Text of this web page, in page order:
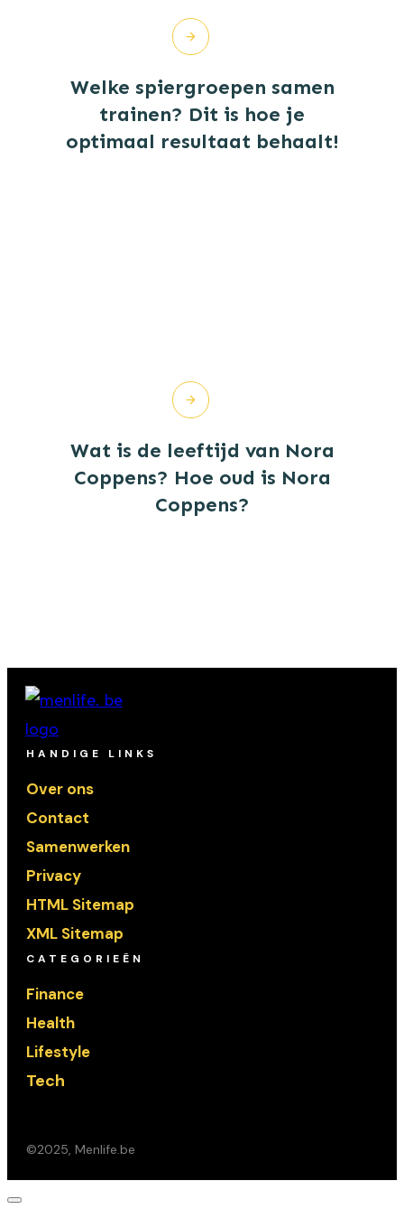
Welke spiergroepen samen
trainen? Dit is hoe je
optimaal resultaat behaalt!
Wat is de leeftijd van Nora
Coppens? Hoe oud is Nora
Coppens?
HANDIGE LINKS
Over ons
Contact
Samenwerken
Privacy
HTML Sitemap
XML Sitemap
CATEGORIEËN
Finance
Health
Lifestyle
Tech
©2025, Menlife.be
Dialoogvenster